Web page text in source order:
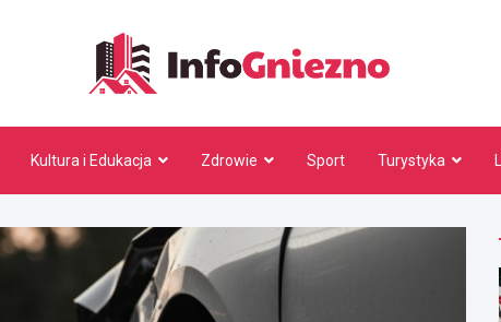
Kultura i Edukacja Zdrowie Sport Turystyka